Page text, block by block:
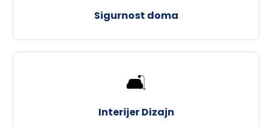
Sigurnost doma
🛋️
Interijer Dizajn